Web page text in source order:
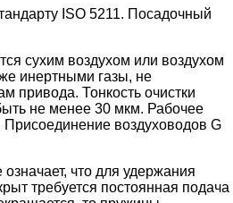
ISO 5211. Посадочный
сухим воздухом или воздухом
инертными газы, не
привода. Тонкость очистки
не менее 30 мкм. Рабочее
Присоединение воздуховодов G
что для удержания
требуется постоянная подача